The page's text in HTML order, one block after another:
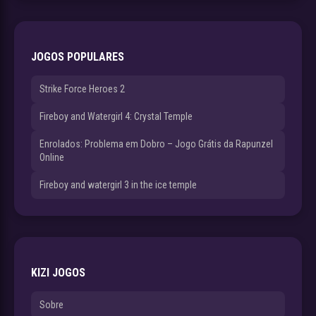
JOGOS POPULARES
Strike Force Heroes 2
Fireboy and Watergirl 4: Crystal Temple
Enrolados: Problema em Dobro – Jogo Grátis da Rapunzel
Online
Fireboy and watergirl 3 in the ice temple
KIZI JOGOS
Sobre